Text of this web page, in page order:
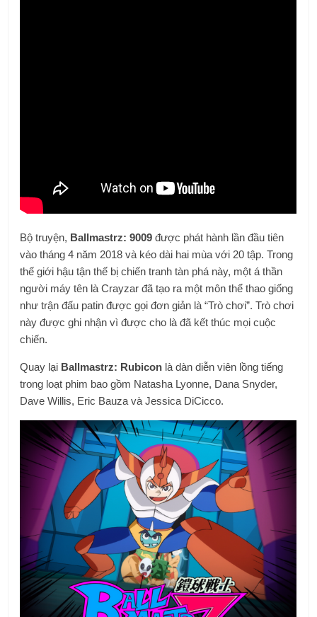
Bộ truyện, Ballmastrz: 9009 được phát hành lần đầu tiên
vào tháng 4 năm 2018 và kéo dài hai mùa với 20 tập. Trong
thế giới hậu tận thế bị chiến tranh tàn phá này, một á thần
người máy tên là Crayzar đã tạo ra một môn thể thao giống
như trận đấu patin được gọi đơn giản là “Trò chơi”. Trò chơi
này được ghi nhận vì được cho là đã kết thúc mọi cuộc
chiến.
Quay lại Ballmastrz: Rubicon là dàn diễn viên lồng tiếng
trong loạt phim bao gồm Natasha Lyonne, Dana Snyder,
Dave Willis, Eric Bauza và Jessica DiCicco.